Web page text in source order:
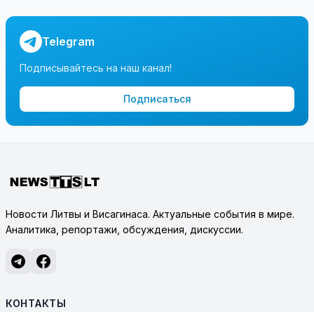
Telegram
Подписывайтесь на наш канал!
Подписаться
Новости Литвы и Висагинаса. Актуальные события в мире.
Аналитика, репортажи, обсуждения, дискуссии.
КОНТАКТЫ